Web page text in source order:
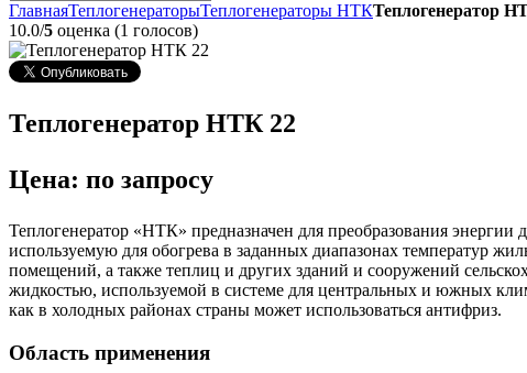
ГлавнаяТеплогенераторыТеплогенераторы НТКТеплогенератор
10.0/5 оценка (1 голосов)
Теплогенератор НТК 22
Цена: по запросу
Теплогенератор «НТК» предназначен для преобразования
используемую для обогрева в заданных диапазонах температур
помещений, а также теплиц и других зданий и сооружений
жидкостью, используемой в системе для центральных и южных
как в холодных районах страны может использоваться антифриз.
Область применения